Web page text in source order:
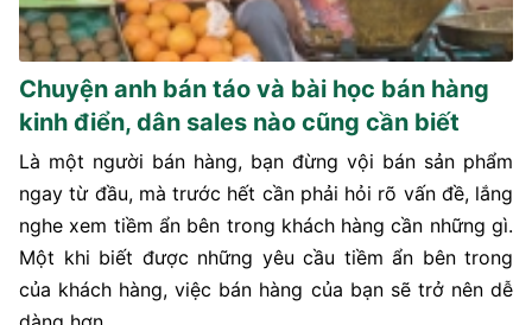
Chuyện anh bán táo và bài học bán hàng
kinh điển, dân sales nào cũng cần biết
Là một người bán hàng, bạn đừng vội bán sản phẩm
ngay từ đầu, mà trước hết cần phải hỏi rõ vấn đề, lắng
nghe xem tiềm ẩn bên trong khách hàng cần những gì.
Một khi biết được những yêu cầu tiềm ẩn bên trong
của khách hàng, việc bán hàng của bạn sẽ trở nên dễ